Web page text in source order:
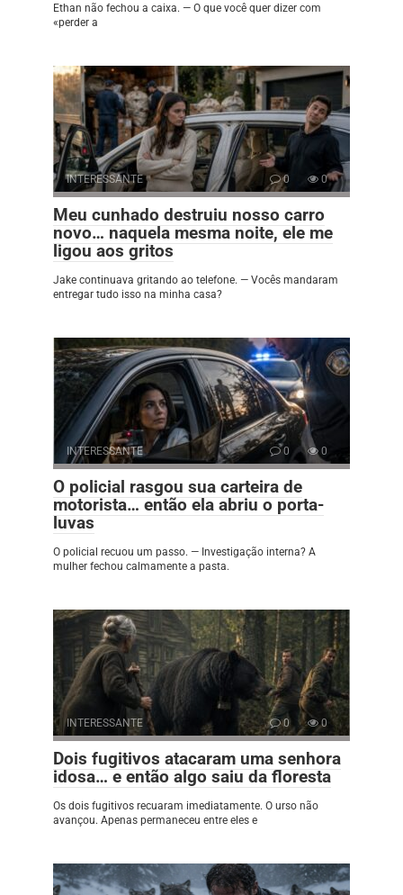
Ethan não fechou a caixa. — O que você quer dizer com
«perder a
INTERESSANTE 0 0
Meu cunhado destruiu nosso carro
novo… naquela mesma noite, ele me
ligou aos gritos
Jake continuava gritando ao telefone. — Vocês mandaram
entregar tudo isso na minha casa?
INTERESSANTE 0 0
O policial rasgou sua carteira de
motorista… então ela abriu o porta-
luvas
O policial recuou um passo. — Investigação interna? A
mulher fechou calmamente a pasta.
INTERESSANTE 0 0
Dois fugitivos atacaram uma senhora
idosa… e então algo saiu da floresta
Os dois fugitivos recuaram imediatamente. O urso não
avançou. Apenas permaneceu entre eles e